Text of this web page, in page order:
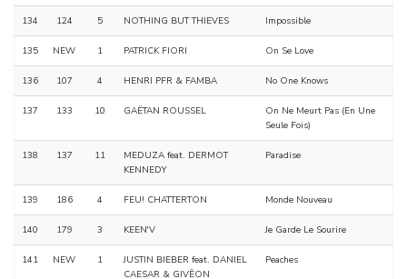
134 124 5 NOTHING BUT THIEVES Impossible
135 NEW 1 PATRICK FIORI On Se Love
136 107 4 HENRI PFR & FAMBA No One Knows
137 133 10 GAËTAN ROUSSEL
On Ne Meurt Pas (En Une
Seule Fois)
138 137 11
MEDUZA feat. DERMOT
KENNEDY
Paradise
139 186 4 FEU! CHATTERTON Monde Nouveau
140 179 3 KEEN'V Je Garde Le Sourire
141 NEW 1
JUSTIN BIEBER feat. DANIEL
CAESAR & GIVĒON
Peaches